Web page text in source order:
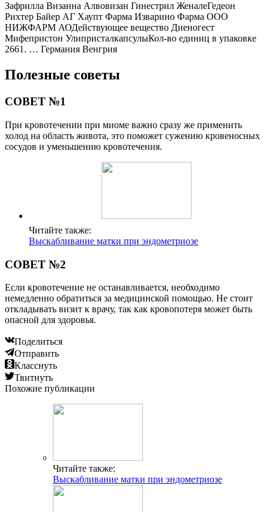
Зафрилла Визанна Алвовизан Гинестрил ЖеналеГедеон
Рихтер Байер АГ Хаупт Фарма Изварино Фарма ООО
НИЖФАРМ АОДействующее вещество Диеногест
Мифепристон УлипристалкапсулыКол-во единиц в упаковке
2661. … Германия Венгрия
Полезные советы
СОВЕТ №1
При кровотечении при миоме важно сразу же применить
холод на область живота, это поможет сужению кровеносных
сосудов и уменьшению кровотечения.
Читайте также:
Выскабливание матки при эндометриозе
СОВЕТ №2
Если кровотечение не останавливается, необходимо
немедленно обратиться за медицинской помощью. Не стоит
откладывать визит к врачу, так как кровопотеря может быть
опасной для здоровья.
Поделиться
Отправить
Класснуть
Твитнуть
Похожие публикации
Читайте также:
Выскабливание матки при эндометриозе